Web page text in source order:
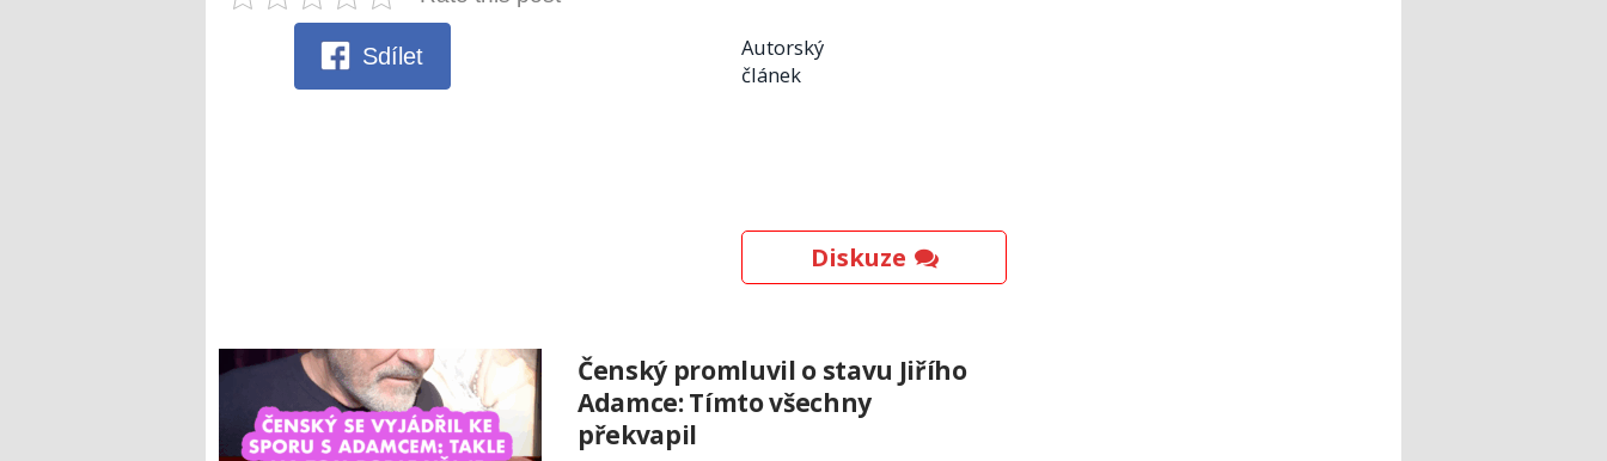
Sdílet
Autorský
článek
Diskuze
Čenský promluvil o stavu Jiřího
Adamce: Tímto všechny
překvapil